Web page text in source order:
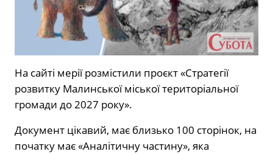
На сайті мерії розмістили проєкт «Стратегії
розвитку Малинської міської територіальної
громади до 2027 року».
Документ цікавий, має близько 100 сторінок, на
початку має «Аналітичну частину», яка